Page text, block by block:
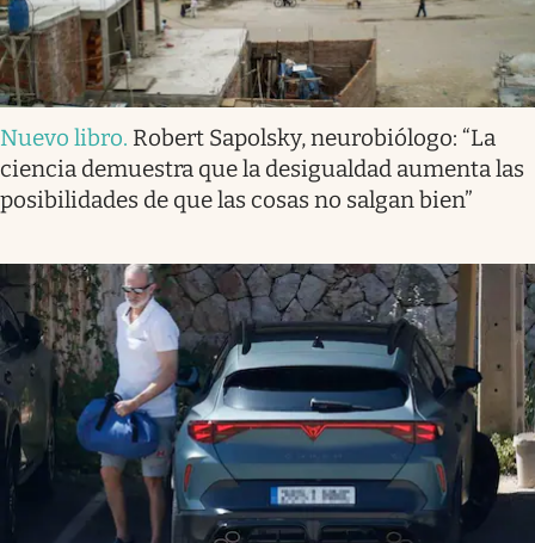
Nuevo libro. Robert Sapolsky, neurobiólogo: “La
ciencia demuestra que la desigualdad aumenta las
posibilidades de que las cosas no salgan bien”